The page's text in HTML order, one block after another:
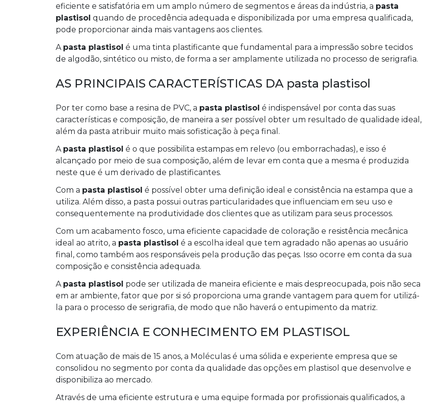
eficiente e satisfatória em um amplo número de segmentos e áreas da indústria, a pasta
plastisol quando de procedência adequada e disponibilizada por uma empresa qualificada,
pode proporcionar ainda mais vantagens aos clientes.
A pasta plastisol é uma tinta plastificante que fundamental para a impressão sobre tecidos
de algodão, sintético ou misto, de forma a ser amplamente utilizada no processo de serigrafia.
AS PRINCIPAIS CARACTERÍSTICAS DA pasta plastisol
Por ter como base a resina de PVC, a pasta plastisol é indispensável por conta das suas
características e composição, de maneira a ser possível obter um resultado de qualidade ideal,
além da pasta atribuir muito mais sofisticação à peça final.
A pasta plastisol é o que possibilita estampas em relevo (ou emborrachadas), e isso é
alcançado por meio de sua composição, além de levar em conta que a mesma é produzida
neste que é um derivado de plastificantes.
Com a pasta plastisol é possível obter uma definição ideal e consistência na estampa que a
utiliza. Além disso, a pasta possui outras particularidades que influenciam em seu uso e
consequentemente na produtividade dos clientes que as utilizam para seus processos.
Com um acabamento fosco, uma eficiente capacidade de coloração e resistência mecânica
ideal ao atrito, a pasta plastisol é a escolha ideal que tem agradado não apenas ao usuário
final, como também aos responsáveis pela produção das peças. Isso ocorre em conta da sua
composição e consistência adequada.
A pasta plastisol pode ser utilizada de maneira eficiente e mais despreocupada, pois não seca
em ar ambiente, fator que por si só proporciona uma grande vantagem para quem for utilizá-
la para o processo de serigrafia, de modo que não haverá o entupimento da matriz.
EXPERIÊNCIA E CONHECIMENTO EM PLASTISOL
Com atuação de mais de 15 anos, a Moléculas é uma sólida e experiente empresa que se
consolidou no segmento por conta da qualidade das opções em plastisol que desenvolve e
disponibiliza ao mercado.
Através de uma eficiente estrutura e uma equipe formada por profissionais qualificados, a